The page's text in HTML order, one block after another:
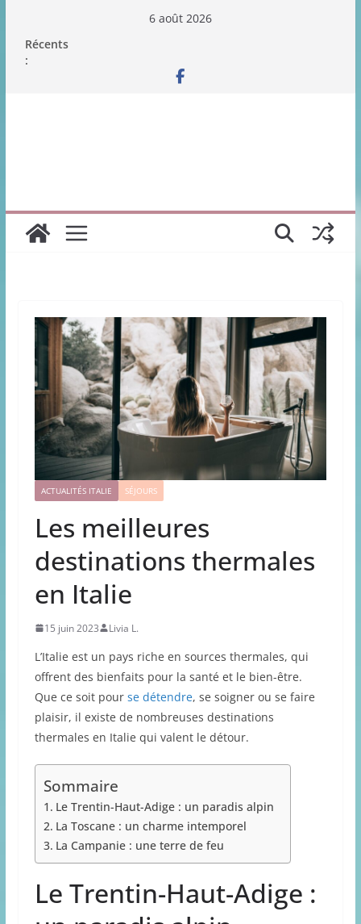
contenu
6 août 2026
Récents
:
ACTUALITÉS ITALIE SÉJOURS
Les meilleures
destinations thermales
en Italie
15 juin 2023 Livia L.
L’Italie est un pays riche en sources thermales, qui
offrent des bienfaits pour la santé et le bien-être.
Que ce soit pour se détendre, se soigner ou se faire
plaisir, il existe de nombreuses destinations
thermales en Italie qui valent le détour.
Sommaire
Le Trentin-Haut-Adige : un paradis alpin
La Toscane : un charme intemporel
La Campanie : une terre de feu
Le Trentin-Haut-Adige :